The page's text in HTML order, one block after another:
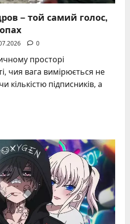
– той самий голос,
0
просторі
чия вага вимірюється не
кількістю підписників, а